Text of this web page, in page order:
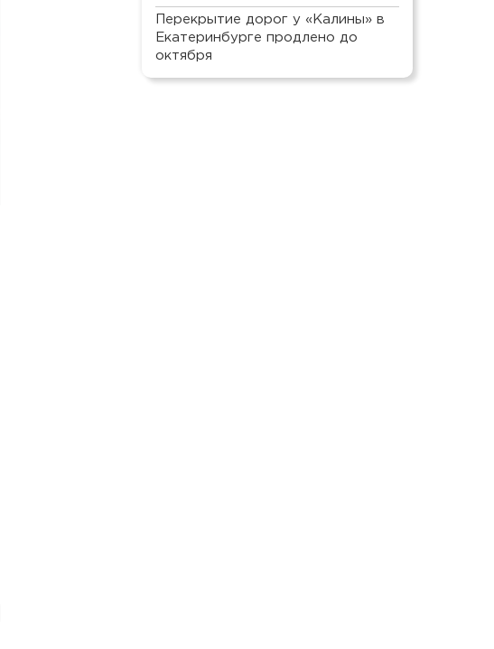
Перекрытие дорог у «Калины» в
Екатеринбурге продлено до
октября